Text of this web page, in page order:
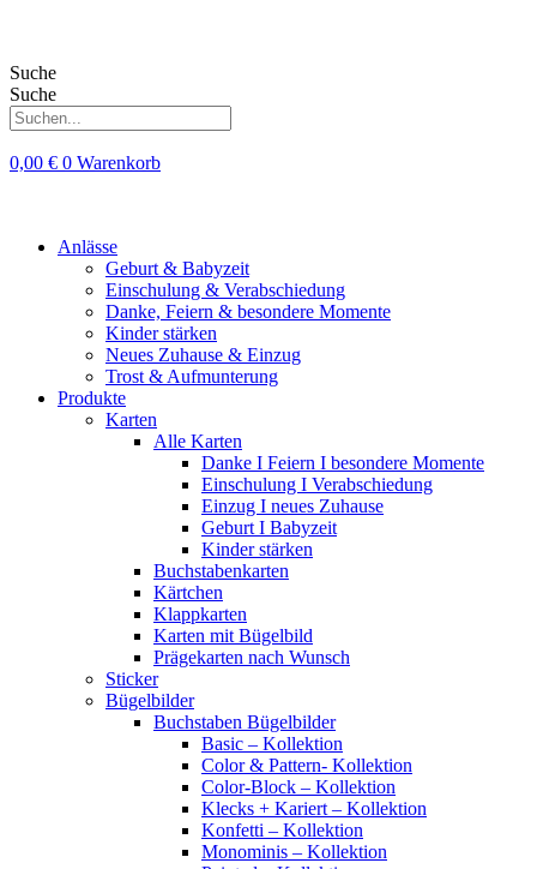
Suche
Suche
0,00 € 0 Warenkorb
Anlässe
Geburt & Babyzeit
Einschulung & Verabschiedung
Danke, Feiern & besondere Momente
Kinder stärken
Neues Zuhause & Einzug
Trost & Aufmunterung
Produkte
Karten
Alle Karten
Danke I Feiern I besondere Momente
Einschulung I Verabschiedung
Einzug I neues Zuhause
Geburt I Babyzeit
Kinder stärken
Buchstabenkarten
Kärtchen
Klappkarten
Karten mit Bügelbild
Prägekarten nach Wunsch
Sticker
Bügelbilder
Buchstaben Bügelbilder
Basic – Kollektion
Color & Pattern- Kollektion
Color-Block – Kollektion
Klecks + Kariert – Kollektion
Konfetti – Kollektion
Monominis – Kollektion